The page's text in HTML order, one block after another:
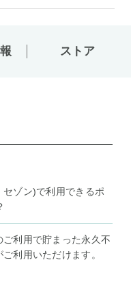
ストア
ゾン)で利用できるポ
利用で貯まった永久不
利用いただけます。